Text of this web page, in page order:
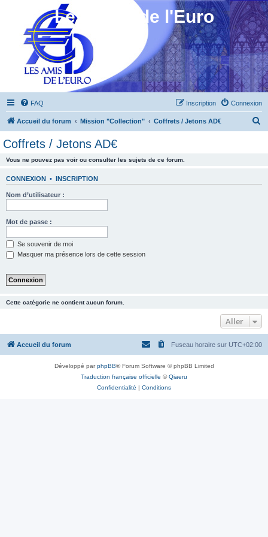
Les Amis de l'Euro
FAQ Connexion
Inscription
Accueil du forum Mission "Collection" Coffrets / Jetons AD€
Coffrets / Jetons AD€
Vous ne pouvez pas voir ou consulter les sujets de ce forum.
CONNEXION • INSCRIPTION
Nom d’utilisateur :
Mot de passe :
Se souvenir de moi
Masquer ma présence lors de cette session
Cette catégorie ne contient aucun forum.
Aller
Accueil du forum Fuseau horaire sur UTC+02:00
Développé parphpBB® Forum Software © phpBB Limited
Traduction française officielle ©Qiaeru
Confidentialité | Conditions